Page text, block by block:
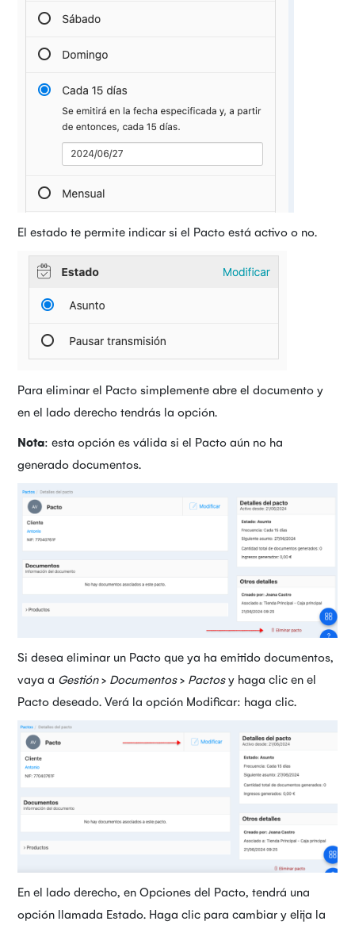
El estado te permite indicar si el Pacto está activo o no.
Para eliminar el Pacto simplemente abre el documento y
en el lado derecho tendrás la opción.
Nota: esta opción es válida si el Pacto aún no ha
generado documentos.
Si desea eliminar un Pacto que ya ha emitido documentos,
vaya a Gestión> Documentos> Pactosy haga clic en el
Pacto deseado. Verá la opción Modificar: haga clic.
En el lado derecho, en Opciones del Pacto, tendrá una
opción llamada Estado. Haga clic para cambiar y elija la